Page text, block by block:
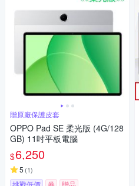
贈原廠保護皮套
OPPO Pad SE 柔光版 (4G/128
GB) 11吋平板電腦
$6,250
5 (1)